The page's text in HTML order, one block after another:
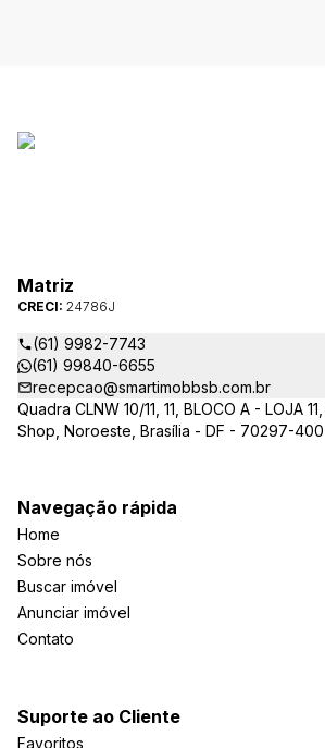
Matriz
CRECI: 24786J
(61) 9982-7743
(61) 99840-6655
recepcao@smartimobbsb.com.br
Quadra CLNW 10/11, 11, BLOCO A - LOJA
Shop, Noroeste, Brasília - DF - 70297-400
Navegação rápida
Home
Sobre nós
Buscar imóvel
Anunciar imóvel
Contato
Suporte ao Cliente
Favoritos